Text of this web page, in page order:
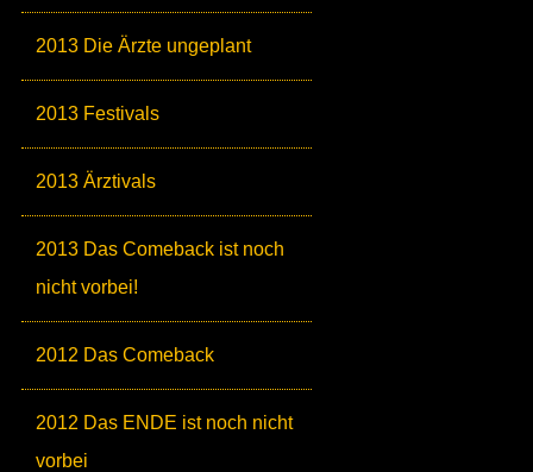
2013 Die Ärzte ungeplant
2013 Festivals
2013 Ärztivals
2013 Das Comeback ist noch
nicht vorbei!
2012 Das Comeback
2012 Das ENDE ist noch nicht
vorbei